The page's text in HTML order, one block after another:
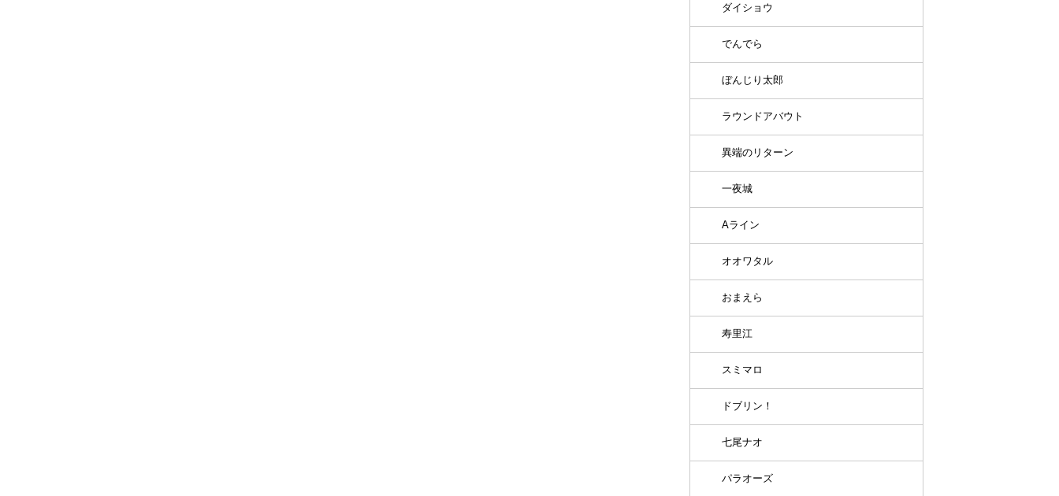
ダイショウ
でんでら
ぼんじり太郎
ラウンドアバウト
異端のリターン
一夜城
Aライン
オオワタル
おまえら
寿里江
スミマロ
ドブリン！
七尾ナオ
パラオーズ